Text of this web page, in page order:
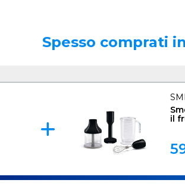
Spesso comprati
il